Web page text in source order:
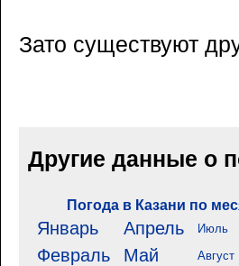
Зато существуют
Другие данные о
Погода в Казани по
Январь Апрель Июль
Февраль Май Август